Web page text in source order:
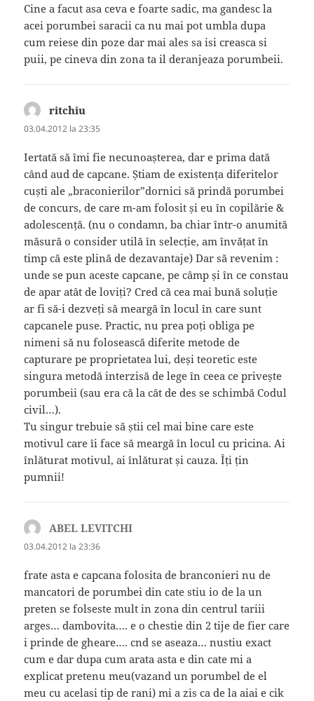
Cine a facut asa ceva e foarte sadic, ma gandesc la
acei porumbei saracii ca nu mai pot umbla dupa
cum reiese din poze dar mai ales sa isi creasca si
puii, pe cineva din zona ta il deranjeaza porumbeii.
ritchiu
03.04.2012 la 23:35
Iertată să îmi fie necunoașterea, dar e prima dată
când aud de capcane. Știam de existența diferitelor
cuști ale „braconierilor”dornici să prindă porumbei
de concurs, de care m-am folosit și eu în copilărie &
adolescență. (nu o condamn, ba chiar într-o anumită
măsură o consider utilă în selecție, am învățat în
timp că este plină de dezavantaje) Dar să revenim :
unde se pun aceste capcane, pe câmp și în ce constau
de apar atât de loviți? Cred că cea mai bună soluție
ar fi să-i dezveți să meargă în locul în care sunt
capcanele puse. Practic, nu prea poți obliga pe
nimeni să nu folosească diferite metode de
capturare pe proprietatea lui, deși teoretic este
singura metodă interzisă de lege în ceea ce privește
porumbeii (sau era că la cât de des se schimbă Codul
civil…).
Tu singur trebuie să știi cel mai bine care este
motivul care îi face să meargă în locul cu pricina. Ai
înlăturat motivul, ai înlăturat și cauza. Îți țin
pumnii!
ABEL LEVITCHI
03.04.2012 la 23:36
frate asta e capcana folosita de branconieri nu de
mancatori de porumbei din cate stiu io de la un
preten se folseste mult in zona din centrul tariii
arges… dambovita…. e o chestie din 2 tije de fier care
i prinde de gheare…. cnd se aseaza… nustiu exact
cum e dar dupa cum arata asta e din cate mi a
explicat pretenu meu(vazand un porumbel de el
meu cu acelasi tip de rani) mi a zis ca de la aiai e cik